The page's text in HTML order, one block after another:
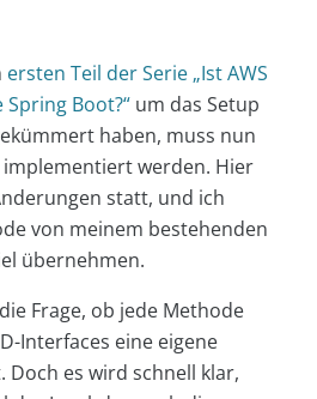
ersten Teil der Serie „Ist AWS
Boot?“ um das Setup
haben, muss nun
implementiert werden. Hier
statt, und ich
von meinem bestehenden
übernehmen.
Frage, ob jede Methode
Interfaces eine eigene
Doch es wird schnell klar,